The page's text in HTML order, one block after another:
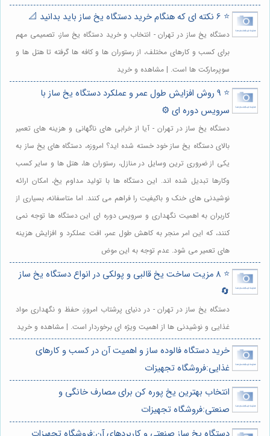
⭐️ 6 نکته ای که هنگام خرید دستگاه یخ ساز باید بدانید 📐
دستگاه یخ ساز در تهران - انتخاب و خرید دستگاه یخ ساز، تصمیمی مهم
برای کسب و کارهای مختلف، از رستوران ها و کافه ها گرفته تا هتل ها و
سوپرمارکت ها است. | مشاهده و خرید
⭐️ 9 روش افزایش طول عمر و عملکرد دستگاه یخ ساز با
سرویس دوره ای ⚙️
دستگاه یخ ساز در تهران - آیا از خرابی های ناگهانی و هزینه های تعمیر
بالای دستگاه یخ ساز خود خسته شده اید؟ امروزه، دستگاه های یخ ساز به
یکی از ضروری ترین وسایل در منازل، رستوران ها، هتل ها و سایر کسب
وکارها تبدیل شده اند. این دستگاه ها با تولید مداوم یخ، امکان ارائه
نوشیدنی های خنک و باکیفیت را فراهم می کنند. اما متاسفانه، بسیاری از
کاربران به اهمیت نگهداری و سرویس دوره ای این دستگاه ها توجه نمی
کنند، که این امر منجر به کاهش طول عمر، افت عملکرد و افزایش هزینه
های تعمیر می شود. عدم توجه به این موض
⭐️ 8 مزیت ساخت یخ قالبی و پولکی در انواع دستگاه یخ ساز
🔄
دستگاه یخ ساز در تهران - در دنیای پرشتاب امروز، حفظ و نگهداری مواد
غذایی و نوشیدنی ها از اهمیت ویژه ای برخوردار است. | مشاهده و خرید
خرید دستگاه فالوده ساز و اهمیت آن در کسب و کارهای
غذایی:فروشگاه تجهیزات
انتخاب بهترین یخ پوره کن برای مصارف خانگی و
صنعتی:فروشگاه تجهیزات